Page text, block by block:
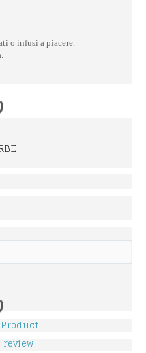
o infusi a piacere.
review